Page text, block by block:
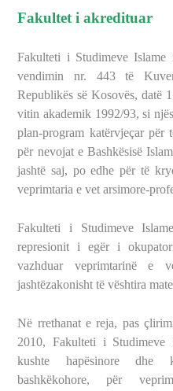
Fakultet i akredituar
Fakulteti i Studimeve Islame
vendimin nr. 443 të
Republikës së Kosovës, datë
vitin akademik 1992/93, si
plan-program katërvjeçar për
për nevojat e Bashkësisë
jashtë saj, po edhe për të
veprimtaria e vet arsimore-
Fakulteti i Studimeve
represionit i egër i
vazhduar veprimtarinë e
jashtëzakonisht të vështira
Në rrethanat e reja, pas
2010, Fakulteti i Studimeve
kushte hapësinore dhe
bashkëkohore, për